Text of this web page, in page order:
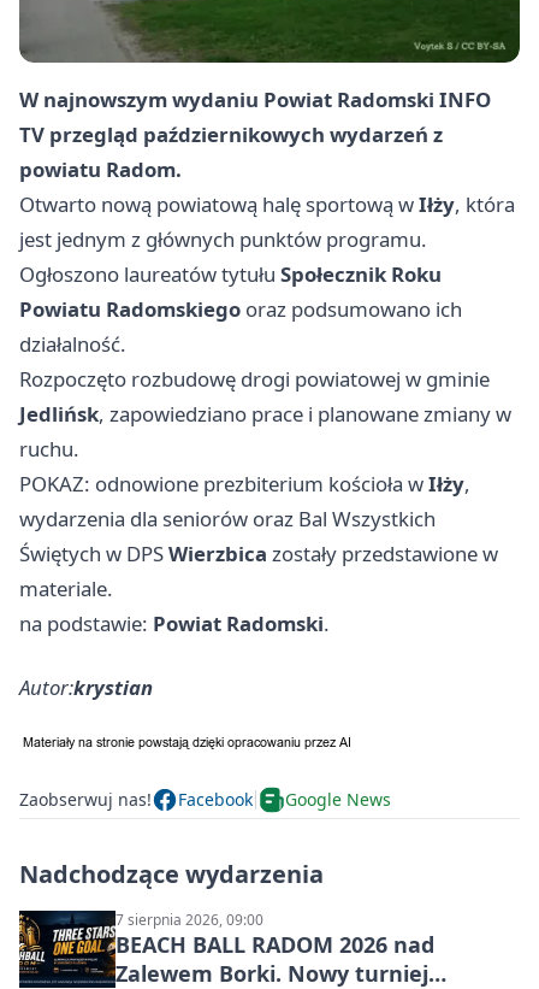
W najnowszym wydaniu Powiat Radomski INFO
TV przegląd październikowych wydarzeń z
powiatu Radom.
Otwarto nową powiatową halę sportową wIłży, która
jest jednym z głównych punktów programu.
Ogłoszono laureatów tytułu Społecznik Roku
Powiatu Radomskiego oraz podsumowano ich
działalność.
Rozpoczęto rozbudowę drogi powiatowej w gminie
Jedlińsk, zapowiedziano prace i planowane zmiany w
ruchu.
POKAZ: odnowione prezbiterium kościoła wIłży,
wydarzenia dla seniorów oraz Bal Wszystkich
Świętych w DPSWierzbica zostały przedstawione w
materiale.
na podstawie: Powiat Radomski.
Autor:krystian
Zaobserwuj nas! Facebook Google News
Nadchodzące wydarzenia
7 sierpnia 2026, 09:00
BEACH BALL RADOM 2026 nad
Zalewem Borki. Nowy turniej